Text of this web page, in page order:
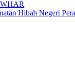
Hibah Negeri